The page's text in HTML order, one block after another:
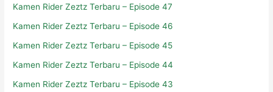
Kamen Rider Zeztz Terbaru – Episode 47
Kamen Rider Zeztz Terbaru – Episode 46
Kamen Rider Zeztz Terbaru – Episode 45
Kamen Rider Zeztz Terbaru – Episode 44
Kamen Rider Zeztz Terbaru – Episode 43